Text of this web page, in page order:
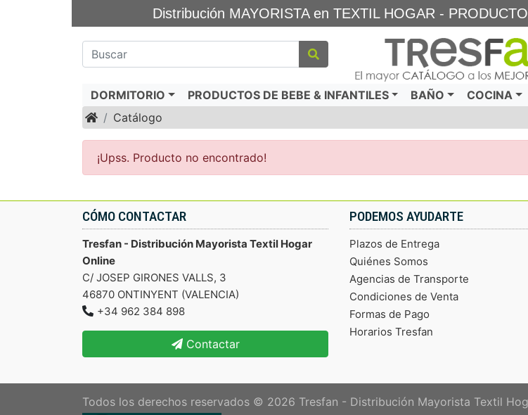
Distribución MAYORISTA en TEXTIL HOGAR -
DORMITORIO PRODUCTOS DE BEBE & INFANTILES BAÑO COCINA
InicioCatálogo
¡Upss. Producto no encontrado!
CÓMO CONTACTAR
Tresfan - Distribución Mayorista Textil Hogar
Online
C/ JOSEP GIRONES VALLS, 3
46870 ONTINYENT (VALENCIA)
+34 962 384 898
Contactar
PODEMOS AYUDARTE
Plazos de Entrega
Quiénes Somos
Agencias de Transporte
Condiciones de Venta
Formas de Pago
Horarios Tresfan
Todos los derechos reservados © 2026 Tresfan - Distribución Mayorista Textil